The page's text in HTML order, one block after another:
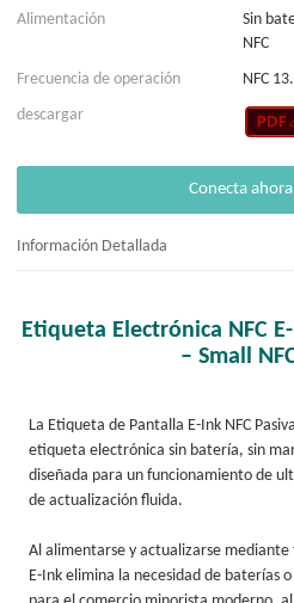
Alimentación
Sin
NFC
Frecuencia de operación
NFC
descargar
Conecta ahora
Información Detallada
Etiqueta Electrónica NFC
– Small
La Etiqueta de Pantalla E-Ink NFC
etiqueta electrónica sin batería, sin
diseñada para un funcionamiento de
de actualización fluida.
Al alimentarse y actualizarse
E-Ink elimina la necesidad de baterías